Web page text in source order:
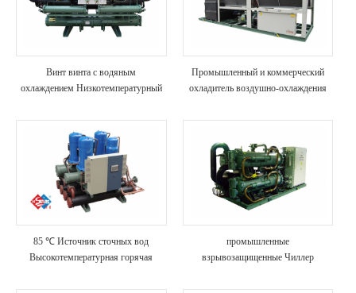
Винт винта с водяным
охлаждением Низкотемпературный
Промышленный и коммерческий
охладитель воздушно-охлаждения
85 ℃ Источник сточных вод
Высокотемпературная горячая
промышленные
взрывозащищенные Чиллер